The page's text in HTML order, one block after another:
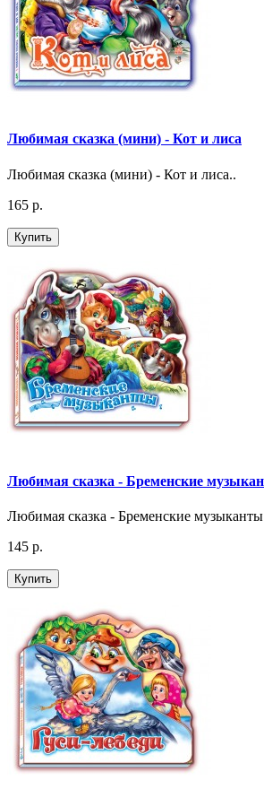
Любимая сказка (мини) - Кот и лиса
Любимая сказка (мини) - Кот и лиса..
165 р.
Купить
Любимая сказка - Бременские
Любимая сказка - Бременские
145 р.
Купить